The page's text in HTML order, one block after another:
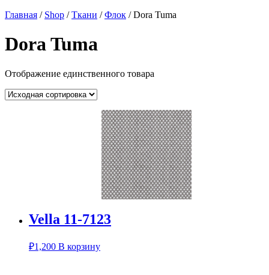
Главная / Shop /Ткани /Флок / Dora Tuma
Dora Tuma
Отображение единственного товара
Vella 11-7123
₽1,200 В корзину